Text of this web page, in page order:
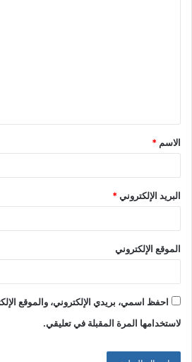
ق
*
الاسم *
البريد الإلكتروني*
الموقع الإلكتروني
احفظ اسمي، بريدي الإلكتروني، والموقع
لاستخدامها المرة المقبلة في تعليقي.